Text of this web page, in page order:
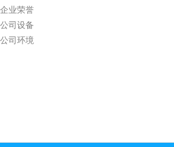
企业荣誉
公司设备
公司环境